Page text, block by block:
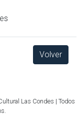
Volver
Las Condes | Todos